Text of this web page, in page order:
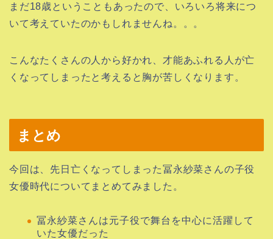
まだ18歳ということもあったので、いろいろ将来につ
いて考えていたのかもしれませんね。。。
こんなたくさんの人から好かれ、才能あふれる人が亡
くなってしまったと考えると胸が苦しくなります。
まとめ
今回は、先日亡くなってしまった冨永紗菜さんの子役
女優時代についてまとめてみました。
冨永紗菜さんは元子役で舞台を中心に活躍して
いた女優だった